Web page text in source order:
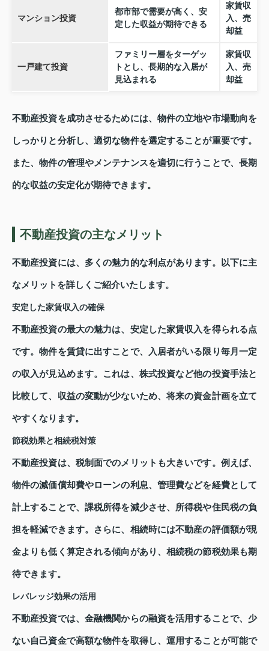
マンション投資
都市部で需要が高く、安
定した収益が期待できる
家賃収
入、売
却益
一戸建て投資
ファミリー層をターゲッ
トとし、長期的な入居が
見込まれる
家賃収
入、売
却益
不動産投資を成功させるためには、物件の立地や市場動向を
しっかりと分析し、適切な物件を選定することが重要です。
また、物件の管理やメンテナンスを適切に行うことで、長期
的な収益の安定化が期待できます。
不動産投資の主なメリット
不動産投資には、多くの魅力的な利点があります。以下に主
なメリットを詳しくご紹介いたします。
安定した家賃収入の確保
不動産投資の最大の魅力は、安定した家賃収入を得られる点
です。物件を賃貸に出すことで、入居者がいる限り毎月一定
の収入が見込めます。これは、株式投資など他の投資手法と
比較して、収益の変動が少ないため、将来の資金計画を立て
やすくなります。
節税効果と相続税対策
不動産投資は、税制面でのメリットも大きいです。例えば、
物件の減価償却費やローンの利息、管理費などを経費として
計上することで、課税所得を減少させ、所得税や住民税の負
担を軽減できます。さらに、相続時には不動産の評価額が現
金よりも低く算定される傾向があり、相続税の節税効果も期
待できます。
レバレッジ効果の活用
不動産投資では、金融機関からの融資を活用することで、少
ない自己資金で高額な物件を取得し、運用することが可能で